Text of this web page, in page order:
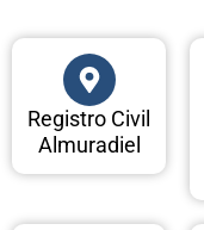
Registro Civil
Almuradiel